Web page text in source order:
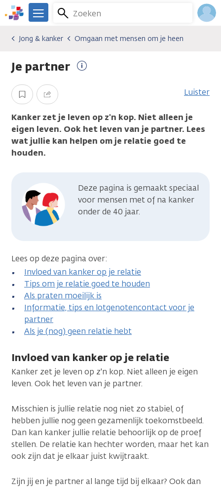
Overslaan
en
gaan
We
er
je.
Zoeken
Menu
Algemene onderwerpen
Jong & kanker
Omgaan met mensen om je heen
Jong & kanker Omgaan met mensen om je heen
Je partner
Opslaan Delen Luister
Kanker zet je leven op z'n kop. Niet alleen je
eigen leven. Ook het leven van je partner. Lees
wat jullie kan helpen om je relatie goed te
houden.
Deze pagina is gemaakt speciaal
voor mensen met of na kanker
onder de 40 jaar.
Lees op deze pagina over:
Invloed van kanker op je relatie
Tips om je relatie goed te houden
Als praten moeilijk is
Informatie, tips en lotgenotencontact voor je
partner
Als je (nog) geen relatie hebt
Invloed van kanker op je relatie
Kanker zet je leven op z'n kop. Niet alleen je eigen
leven. Ook het leven van je partner.
Misschien is jullie relatie nog niet zo stabiel, of
hebben jullie nog geen gezamenlijk toekomstbeeld.
Dan kan kanker jullie relatie behoorlijk op de proef
stellen. De relatie kan hechter worden, maar het kan
ook zijn dat je elkaar juist kwijtraakt.
Zijn jij en je partner al lange tijd bij elkaar? Ook dan